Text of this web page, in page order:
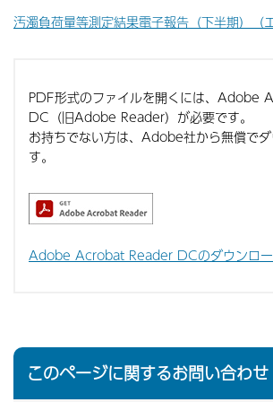
汚濁負荷量等測定結果電子報告（下半期）（
PDF形式のファイルを開くには、Adobe
DC（旧Adobe Reader）が必要です。
お持ちでない方は、Adobe社から無償で
す。
Adobe Acrobat Reader DCのダウンロ
このページに関するお問い合わせ